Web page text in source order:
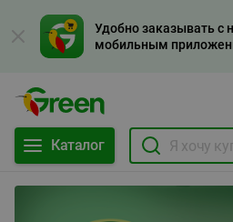
Удобно заказывать с
мобильным
Каталог